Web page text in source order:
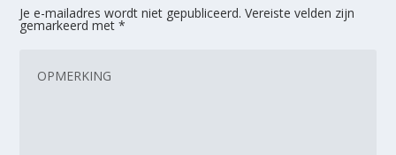
Je e-mailadres wordt niet gepubliceerd. Vereiste velden zijn
gemarkeerd met*